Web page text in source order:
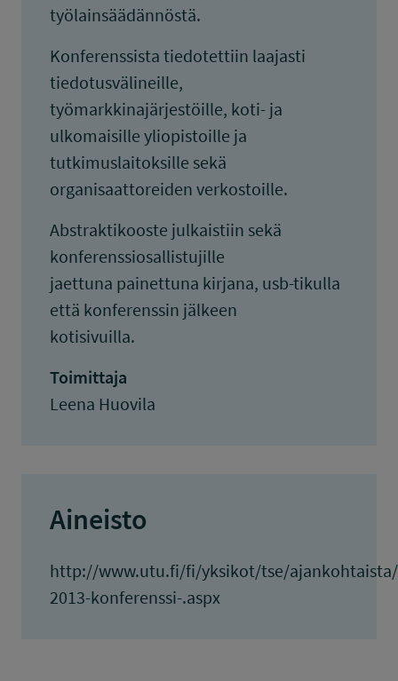
työlainsäädännöstä.
Konferenssista tiedotettiin laajasti
tiedotusvälineille,
työmarkkinajärjestöille, koti- ja
ulkomaisille yliopistoille ja
tutkimuslaitoksille sekä
organisaattoreiden verkostoille.
Abstraktikooste julkaistiin sekä
konferenssiosallistujille
jaettuna painettuna kirjana, usb-tikulla
että konferenssin jälkeen
kotisivuilla.
Toimittaja
Leena Huovila
Aineisto
http://www.utu.fi/fi/yksikot/tse/ajankohtaista/
2013-konferenssi-.aspx